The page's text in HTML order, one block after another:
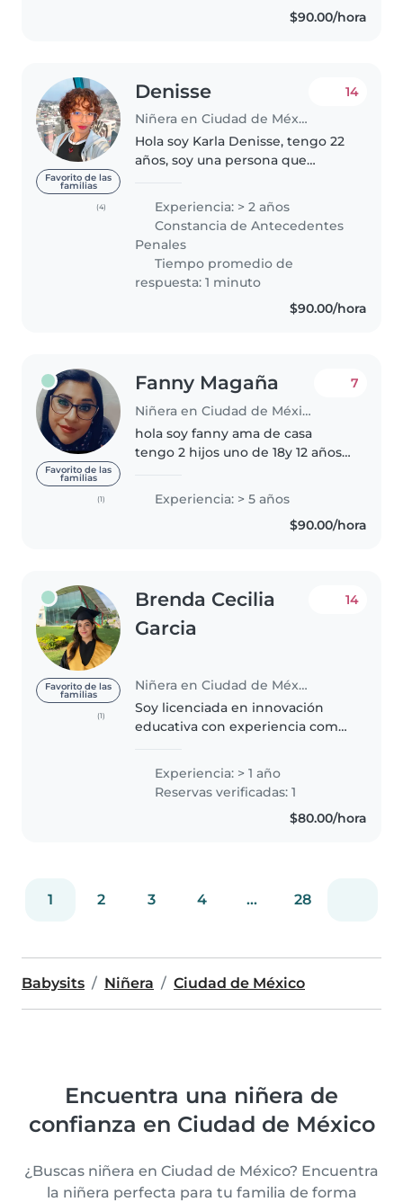
$90.00/hora
Favorito de las
familias
(4)
Denisse
Niñera en Ciudad de México
14
Hola soy Karla Denisse, tengo 22
años, soy una persona que
niños y niñas (incluso también
mascotas). Actualmente me
estoy preparando para entrar el
próximo..
Experiencia: > 2 años
Constancia de Antecedentes
Penales
Tiempo promedio de
respuesta: 1 minuto
$90.00/hora
Favorito de las
familias
(1)
Fanny Magaña
Niñera en Ciudad de México
7
hola soy fanny ama de casa
tengo 2 hijos uno de 18y 12 años
si gustan les puedo dar el
número de teléfono de las
familias en donde trabaje para
Experiencia: > 5 años
$90.00/hora
Favorito de las
familias
(1)
Brenda Cecilia
Garcia
Niñera en Ciudad de México
14
Soy licenciada en innovación
educativa con experiencia como
tercer grado de preescolar así
como niñera particular. Me
apasiona cuidar niños y disfruto
Experiencia: > 1 año
Reservas verificadas: 1
$80.00/hora
1 2 3 4 ... 28
Babysits Niñera Ciudad de México
Encuentra una niñera de
confianza en Ciudad de México
¿Buscas niñera en Ciudad de México? Encuentra
la niñera perfecta para tu familia de forma